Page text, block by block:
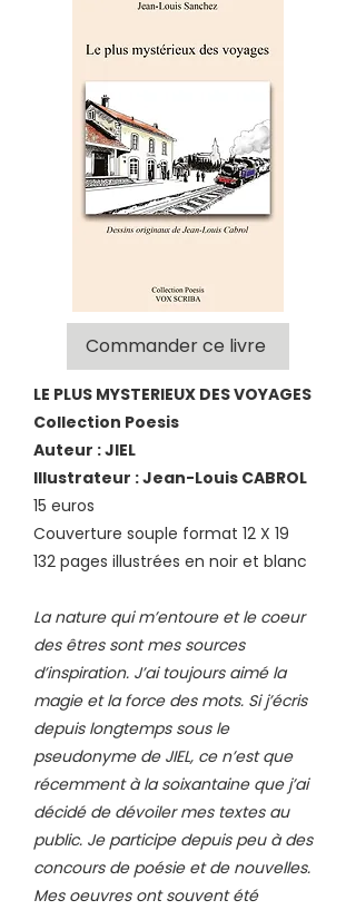
Commander ce livre
LE PLUS MYSTERIEUX DES VOYAGES
Collection Poesis
Auteur : JIEL
Illustrateur : Jean-Louis CABROL
15 euros
Couverture souple format 12 X 19
132 pages illustrées en noir et blanc
La nature qui m’entoure et le coeur
des êtres sont mes sources
d’inspiration. J’ai toujours aimé la
magie et la force des mots. Si j’écris
depuis longtemps sous le
pseudonyme de JIEL, ce n’est que
récemment à la soixantaine que j’ai
décidé de dévoiler mes textes au
public. Je participe depuis peu à des
concours de poésie et de nouvelles.
Mes oeuvres ont souvent été